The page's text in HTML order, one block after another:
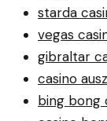
starda
vegas
gibraltar
casino
bing bong